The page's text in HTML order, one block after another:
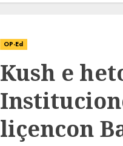
OP-Ed
Kush e
liçencon